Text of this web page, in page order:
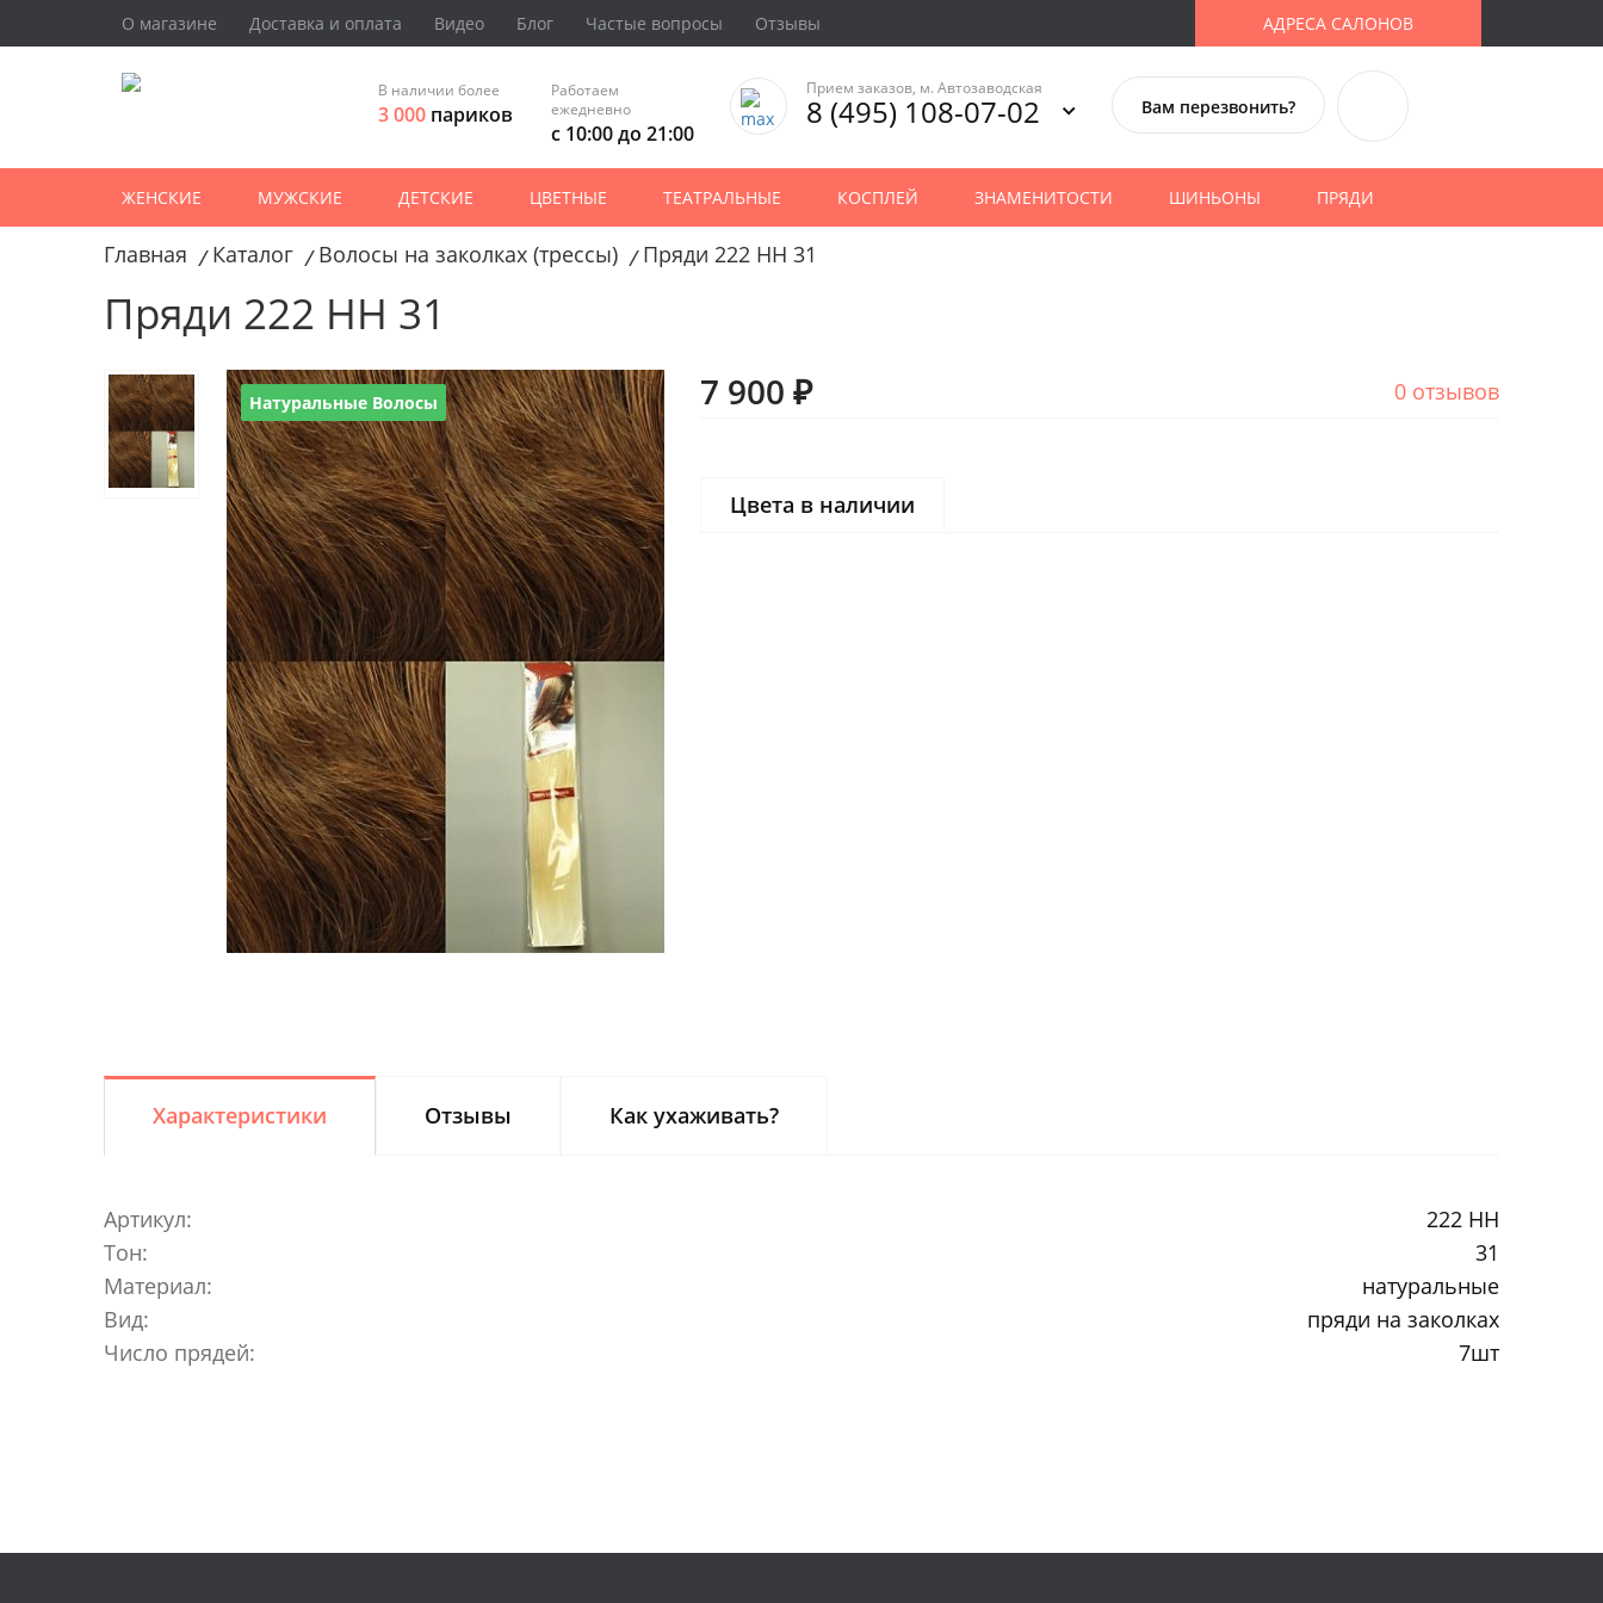
О магазине Доставка и оплата Видео Блог Частые вопросы Отзывы АДРЕСА САЛОНОВ
В наличии более
3 000 париков
Работаем
ежедневно
с 10:00 до 21:00
Прием заказов, м. Автозаводская
8 (495) 108-07-02 Вам перезвонить?
ЖЕНСКИЕ МУЖСКИЕ ДЕТСКИЕ ЦВЕТНЫЕ ТЕАТРАЛЬНЫЕ КОСПЛЕЙ ЗНАМЕНИТОСТИ ШИНЬОНЫ ПРЯДИ
Главная / Каталог / Волосы на заколках (трессы) / Пряди 222 HH 31
Пряди 222 HH 31
Натуральные Волосы 7 900 ₽ 0 отзывов
Цвета в наличии
Характеристики Отзывы Как ухаживать?
Артикул:
222 HH
Тон:
31
Материал:
натуральные
Вид:
пряди на заколках
Число прядей:
7шт